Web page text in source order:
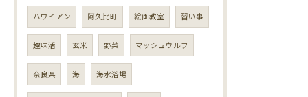
ハワイアン 阿久比町 絵画教室 習い事
趣味活 玄米 野菜 マッシュウルフ
奈良県 海 海水浴場